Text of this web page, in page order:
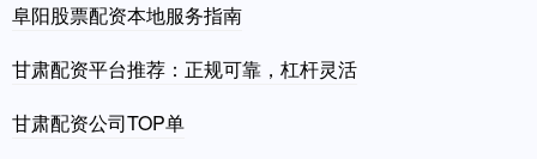
阜阳股票配资本地服务指南
甘肃配资平台推荐：正规可靠，杠杆灵活
甘肃配资公司TOP单